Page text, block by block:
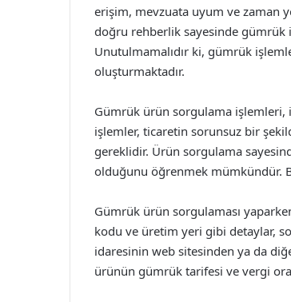
erişim, mevzuata uyum ve zaman
doğru rehberlik sayesinde
Unutulmamalıdır ki, gümrük
oluşturmaktadır.
Gümrük ürün sorgulama işlemleri,
işlemler, ticaretin sorunsuz bir
gereklidir. Ürün sorgulama
olduğunu öğrenmek mümkündür.
Gümrük ürün sorgulaması
kodu ve üretim yeri gibi detaylar,
idaresinin web sitesinden ya da
ürünün gümrük tarifesi ve vergi